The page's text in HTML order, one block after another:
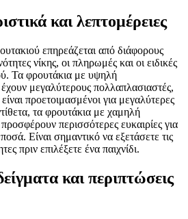
και λεπτομέρειες
επηρεάζεται από διάφορους
νίκης, οι πληρωμές και οι ειδικές
Τα φρουτάκια με υψηλή
μεγαλύτερους πολλαπλασιαστές,
προετοιμασμένοι για μεγαλύτερες
τα φρουτάκια με χαμηλή
περισσότερες ευκαιρίες για
Είναι σημαντικό να εξετάσετε τις
πριν επιλέξετε ένα παιχνίδι.
και περιπτώσεις